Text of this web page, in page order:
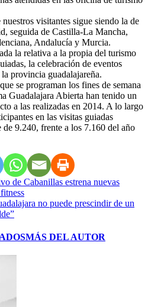
visitantes sigue siendo la de
seguida de Castilla-La Mancha,
Andalucía y Murcia.
la relativa a la propia del turismo
la celebración de eventos
provincia guadalajareña.
se programan los fines de semana
Guadalajara Abierta han tenido un
a las realizadas en 2014. A lo largo
en las visitas guiadas
9.240, frente a los 7.160 del año
de Cabanillas estrena nuevas
no puede prescindir de un
MÁS DEL AUTOR